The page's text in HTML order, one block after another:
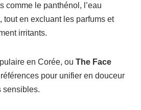
comme le panthénol, l’eau
tout en excluant les parfums et
irritants.
en Corée, ou The Face
pour unifier en douceur
sensibles.